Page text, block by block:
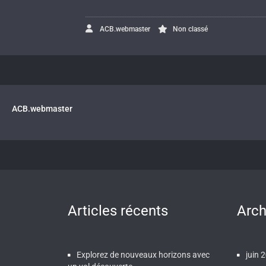
ACB.webmaster Non classé
ACB.webmaster
Articles récents
Explorez de nouveaux horizons avec
juin